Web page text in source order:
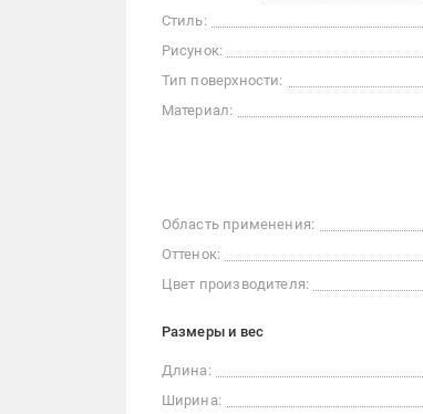
Стиль:
Рисунок:
Тип поверхности:
Материал:
Область применения:
Оттенок:
Цвет производителя:
Размеры и вес
Длина:
Ширина: